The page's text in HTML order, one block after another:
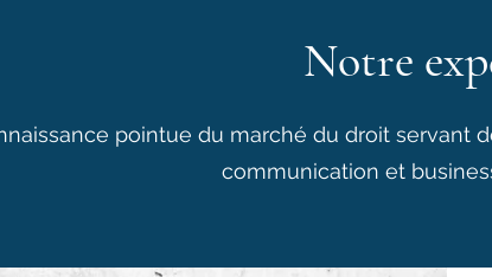
Notre
pointue du marché du droit servant
communication et